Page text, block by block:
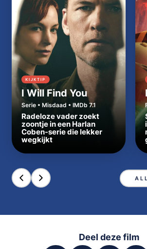
KIJKTIP
I Will Find You
Serie • Misdaad • IMDb 7.1
Radeloze vader zoekt
zoontje in een Harlan
Coben-serie die lekker
wegkijkt
Deel deze film